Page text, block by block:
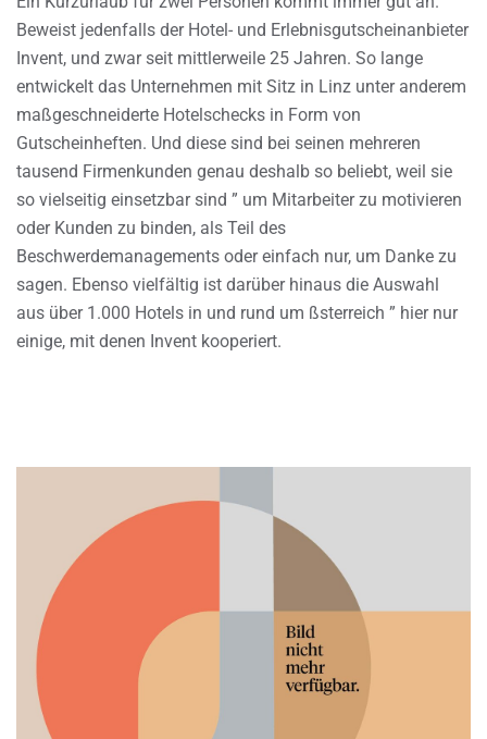
Beweist jedenfalls der Hotel- und Erlebnisgutscheinanbieter
Invent, und zwar seit mittlerweile 25 Jahren. So lange
entwickelt das Unternehmen mit Sitz in Linz unter anderem
maßgeschneiderte Hotelschecks in Form von
Gutscheinheften. Und diese sind bei seinen mehreren
tausend Firmenkunden genau deshalb so beliebt, weil sie
so vielseitig einsetzbar sind ” um Mitarbeiter zu motivieren
oder Kunden zu binden, als Teil des
Beschwerdemanagements oder einfach nur, um Danke zu
sagen. Ebenso vielfältig ist darüber hinaus die Auswahl
aus über 1.000 Hotels in und rund um ßsterreich ” hier nur
einige, mit denen Invent kooperiert.